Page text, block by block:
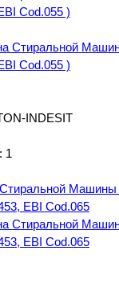
Cod.055 )
INDESIT
1
Машины
EBI Cod.065